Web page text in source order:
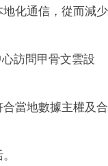
化通信，從而減少
訪問甲骨文雲設
當地數據主權及合